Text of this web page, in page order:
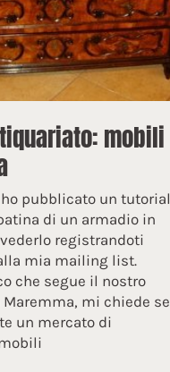
mobili
pubblicato un tutorial
di un armadio in
registrandoti
mia mailing list.
che segue il nostro
Maremma, mi chiede se
un mercato di